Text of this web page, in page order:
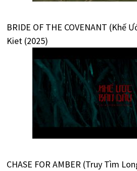
BRIDE OF THE COVENANT (Khế
Kiet (2025)
CHASE FOR AMBER (Truy Tìm